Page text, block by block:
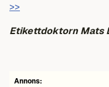
>>
Etikettdoktorn Mats
Annons: